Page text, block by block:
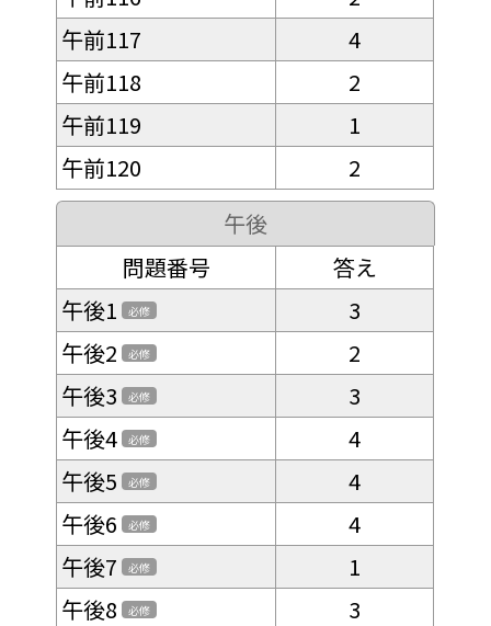
午前117
4
午前118
2
午前119
1
午前120
2
午後
問題番号
答え
午後1 必修
3
午後2 必修
2
午後3 必修
3
午後4 必修
4
午後5 必修
4
午後6 必修
4
午後7 必修
1
午後8 必修
3